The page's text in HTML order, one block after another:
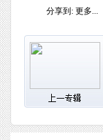
分享到: 更多...